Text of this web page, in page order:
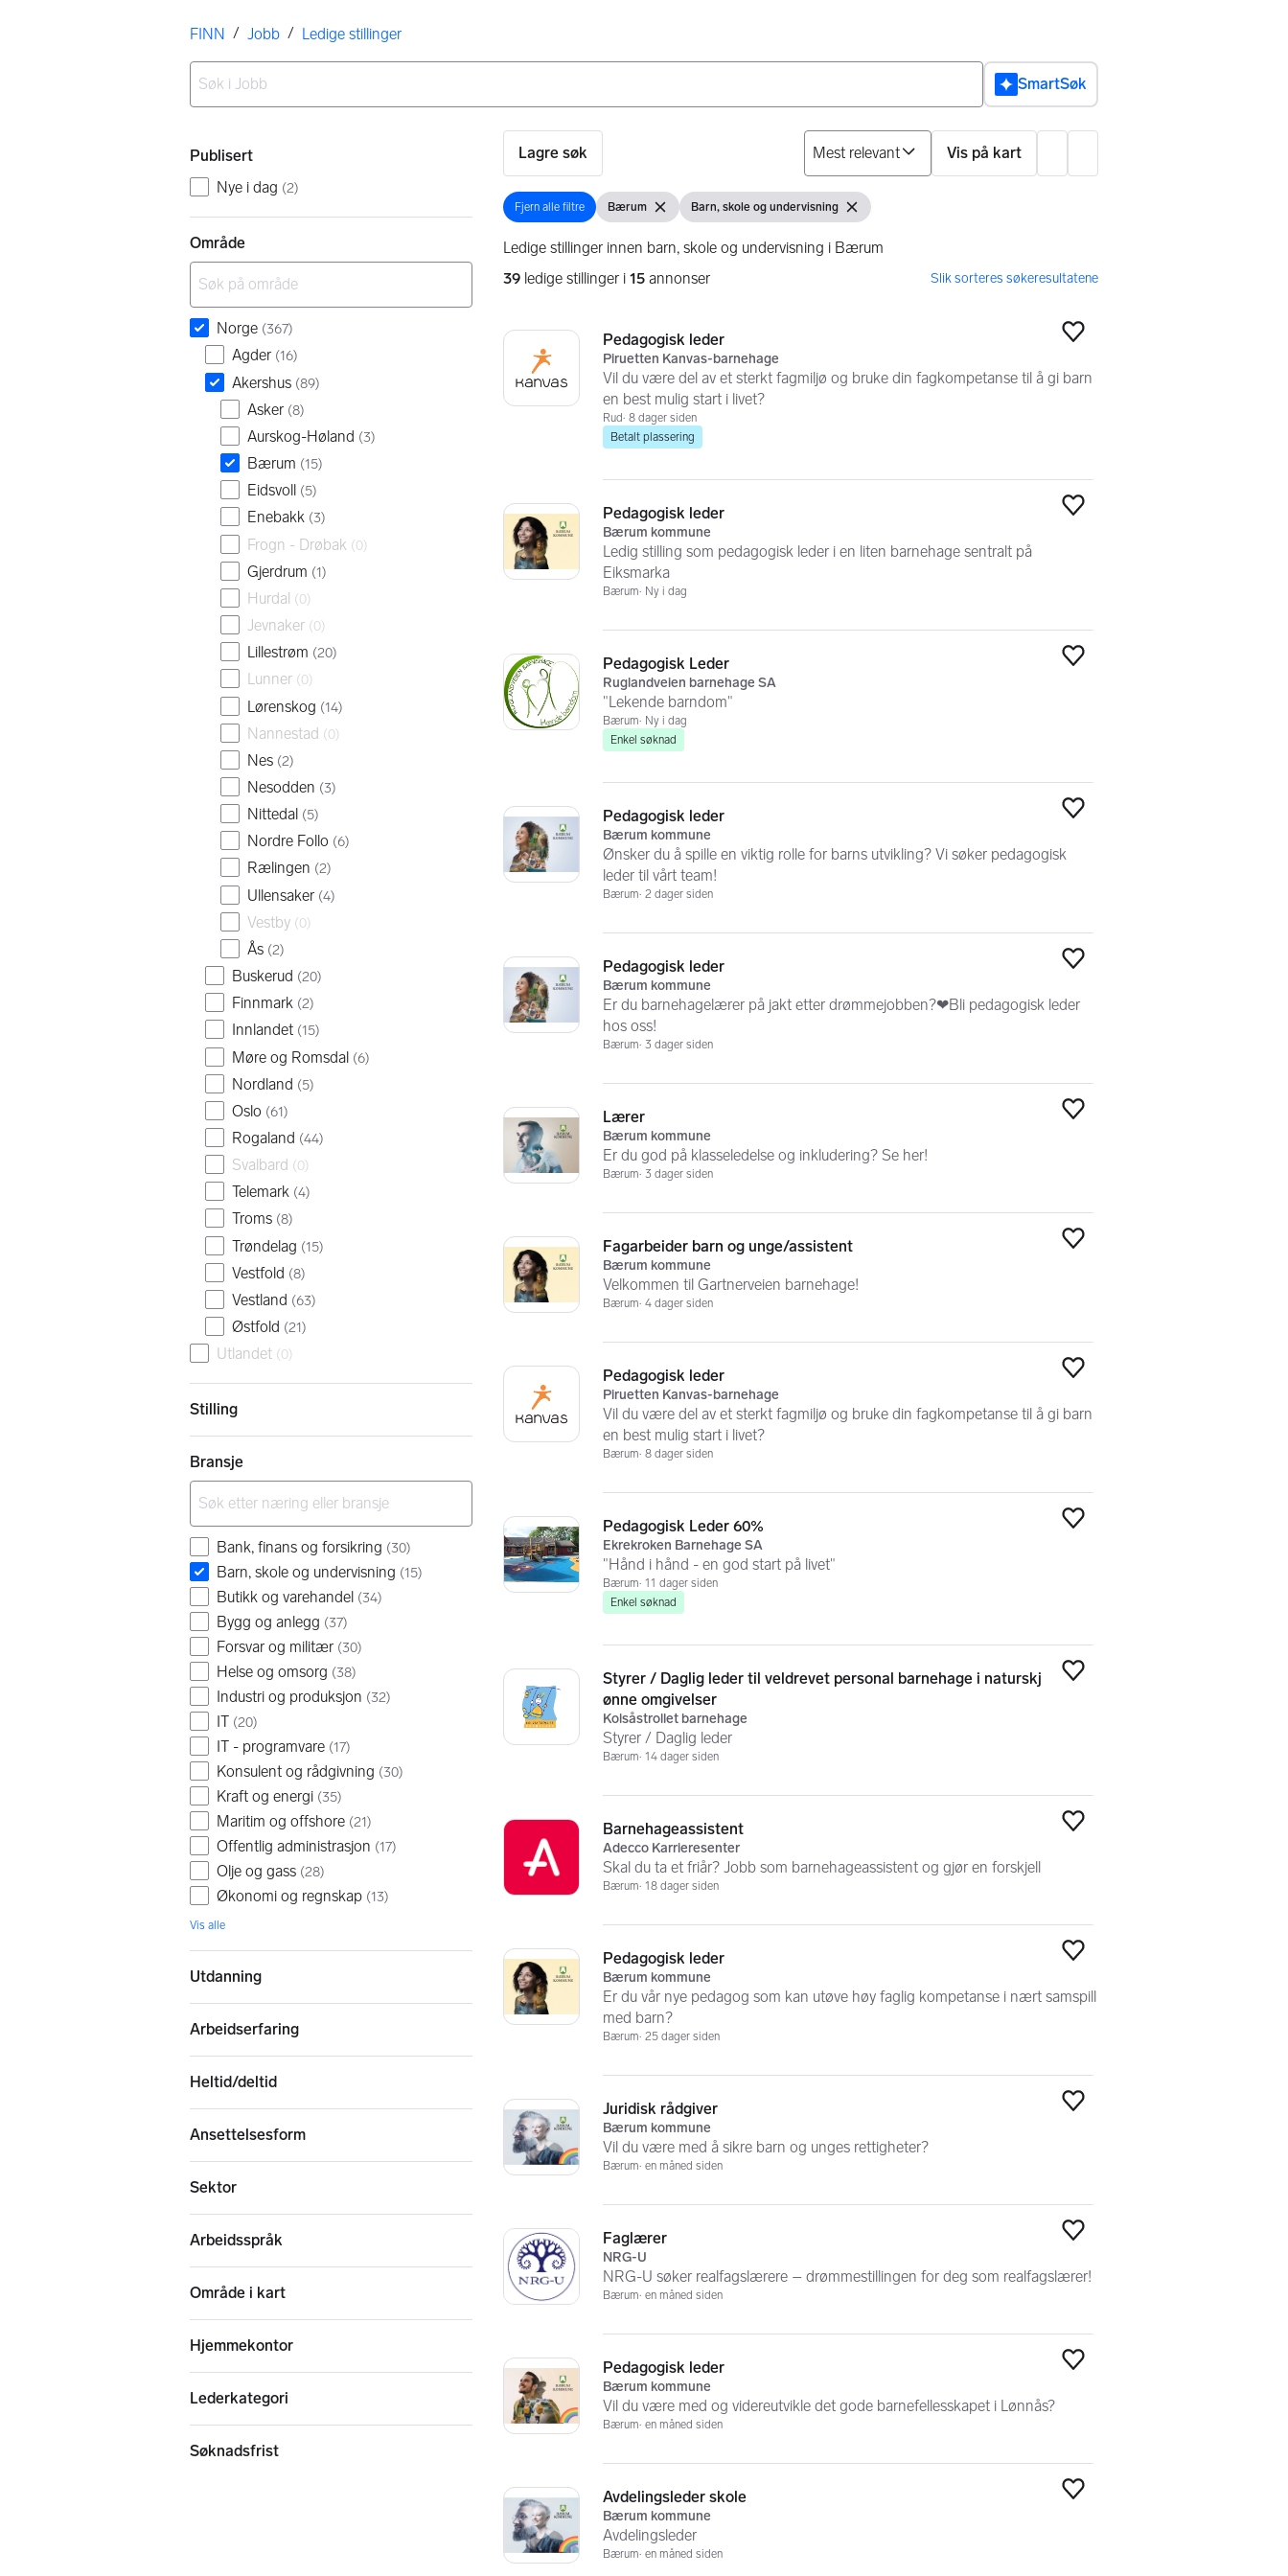
Her er du
FINN / Jobb / Ledige stillinger
SmartSøk
Filtre
Publisert
Nye i dag (2)
Område
Norge (367)
Agder (16)
Akershus (89)
Asker (8)
Aurskog-Høland (3)
Bærum (15)
Eidsvoll (5)
Enebakk (3)
Frogn - Drøbak (0)
Gjerdrum (1)
Hurdal (0)
Jevnaker (0)
Lillestrøm (20)
Lunner (0)
Lørenskog (14)
Nannestad (0)
Nes (2)
Nesodden (3)
Nittedal (5)
Nordre Follo (6)
Rælingen (2)
Ullensaker (4)
Vestby (0)
Ås (2)
Buskerud (20)
Finnmark (2)
Innlandet (15)
Møre og Romsdal (6)
Nordland (5)
Oslo (61)
Rogaland (44)
Svalbard (0)
Telemark (4)
Troms (8)
Trøndelag (15)
Vestfold (8)
Vestland (63)
Østfold (21)
Utlandet (0)
Stilling
Bransje
Bank, finans og forsikring (30)
Barn, skole og undervisning (15)
Butikk og varehandel (34)
Bygg og anlegg (37)
Forsvar og militær (30)
Helse og omsorg (38)
Industri og produksjon (32)
IT (20)
IT - programvare (17)
Konsulent og rådgivning (30)
Kraft og energi (35)
Maritim og offshore (21)
Offentlig administrasjon (17)
Olje og gass (28)
Økonomi og regnskap (13)
Vis alle
Utdanning
Arbeidserfaring
Heltid/deltid
Ansettelsesform
Sektor
Arbeidsspråk
Område i kart
Hjemmekontor
Lederkategori
Søknadsfrist
Lagre søk
Sorter på
Vis på kart
Fjern alle filtre
Fjern alle filtre Vis filter
Bærum Fjern filterVis filter
Barn, skole og undervisning Fjern filter
Ledige stillinger innen barn, skole og undervisning i Bærum
39ledige stillinger i 15annonser
Søkeresultater
Pedagogisk leder
Piruetten Kanvas-barnehage
Vil du være del av et sterkt fagmiljø og bruke din fagkompetanse til å gi barn
en best mulig start i livet?
Rud 8 dager siden
Betalt plassering
Pedagogisk leder
Bærum kommune
Ledig stilling som pedagogisk leder i en liten barnehage sentralt på
Eiksmarka
Bærum Ny i dag
Pedagogisk Leder
Ruglandveien barnehage SA
"Lekende barndom"
Bærum Ny i dag
Enkel søknad
Pedagogisk leder
Bærum kommune
Ønsker du å spille en viktig rolle for barns utvikling? Vi søker pedagogisk
leder til vårt team!
Bærum 2 dager siden
Pedagogisk leder
Bærum kommune
Er du barnehagelærer på jakt etter drømmejobben?❤Bli pedagogisk leder
hos oss!
Bærum 3 dager siden
Lærer
Bærum kommune
Er du god på klasseledelse og inkludering? Se her!
Bærum 3 dager siden
Fagarbeider barn og unge/assistent
Bærum kommune
Velkommen til Gartnerveien barnehage!
Bærum 4 dager siden
Pedagogisk leder
Piruetten Kanvas-barnehage
Vil du være del av et sterkt fagmiljø og bruke din fagkompetanse til å gi barn
en best mulig start i livet?
Bærum 8 dager siden
Pedagogisk Leder 60%
Ekrekroken Barnehage SA
"Hånd i hånd - en god start på livet"
Bærum 11 dager siden
Enkel søknad
Styrer / Daglig leder til veldrevet personal barnehage i naturskj
ønne omgivelser
Kolsåstrollet barnehage
Styrer / Daglig leder
Bærum 14 dager siden
Barnehageassistent
Adecco Karrieresenter
Skal du ta et friår? Jobb som barnehageassistent og gjør en forskjell
Bærum 18 dager siden
Pedagogisk leder
Bærum kommune
Er du vår nye pedagog som kan utøve høy faglig kompetanse i nært samspill
med barn?
Bærum 25 dager siden
Juridisk rådgiver
Bærum kommune
Vil du være med å sikre barn og unges rettigheter?
Bærum en måned siden
Faglærer
NRG-U
NRG-U søker realfagslærere – drømmestillingen for deg som realfagslærer!
Bærum en måned siden
Pedagogisk leder
Bærum kommune
Vil du være med og videreutvikle det gode barnefellesskapet i Lønnås?
Bærum en måned siden
Avdelingsleder skole
Bærum kommune
Avdelingsleder
Bærum en måned siden